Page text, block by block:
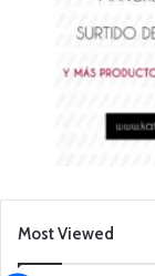
Most Viewed